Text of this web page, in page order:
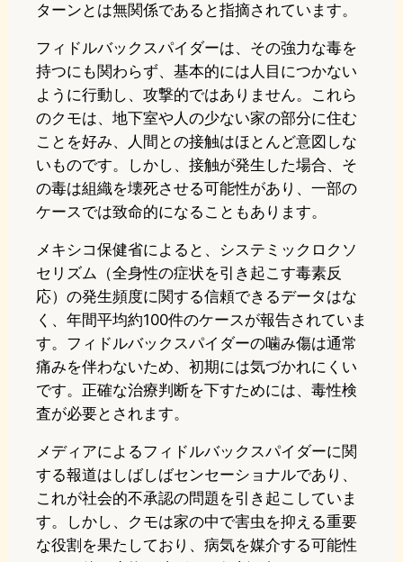
ターンとは無関係であると指摘されています。
フィドルバックスパイダーは、その強力な毒を
持つにも関わらず、基本的には人目につかない
ように行動し、攻撃的ではありません。これら
のクモは、地下室や人の少ない家の部分に住む
ことを好み、人間との接触はほとんど意図しな
いものです。しかし、接触が発生した場合、そ
の毒は組織を壊死させる可能性があり、一部の
ケースでは致命的になることもあります。
メキシコ保健省によると、システミックロクソ
セリズム（全身性の症状を引き起こす毒素反
応）の発生頻度に関する信頼できるデータはな
く、年間平均約100件のケースが報告されていま
す。フィドルバックスパイダーの噛み傷は通常
痛みを伴わないため、初期には気づかれにくい
です。正確な治療判断を下すためには、毒性検
査が必要とされます。
メディアによるフィドルバックスパイダーに関
する報道はしばしばセンセーショナルであり、
これが社会的不承認の問題を引き起こしていま
す。しかし、クモは家の中で害虫を抑える重要
な役割を果たしており、病気を媒介する可能性